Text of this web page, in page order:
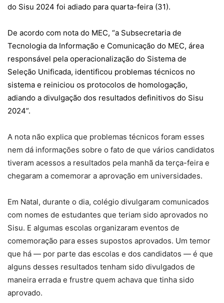
do Sisu 2024 foi adiado para quarta-feira (31).
De acordo com nota do MEC, “a Subsecretaria de
Tecnologia da Informação e Comunicação do MEC, área
responsável pela operacionalização do Sistema de
Seleção Unificada, identificou problemas técnicos no
sistema e reiniciou os protocolos de homologação,
adiando a divulgação dos resultados definitivos do Sisu
2024”.
A nota não explica que problemas técnicos foram esses
nem dá informações sobre o fato de que vários candidatos
tiveram acessos a resultados pela manhã da terça-feira e
chegaram a comemorar a aprovação em universidades.
Em Natal, durante o dia, colégio divulgaram comunicados
com nomes de estudantes que teriam sido aprovados no
Sisu. E algumas escolas organizaram eventos de
comemoração para esses supostos aprovados. Um temor
que há — por parte das escolas e dos candidatos — é que
alguns desses resultados tenham sido divulgados de
maneira errada e frustre quem achava que tinha sido
aprovado.